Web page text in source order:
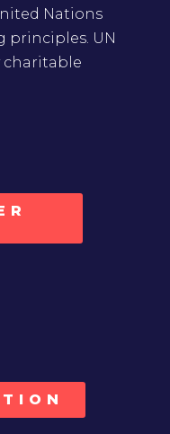
Nations
principles. UN
charitable